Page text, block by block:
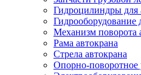
Гидроцилиндры для
Гидрооборудование
Механизм поворота
Рама автокрана
Стрела автокрана
Опорно-поворотное